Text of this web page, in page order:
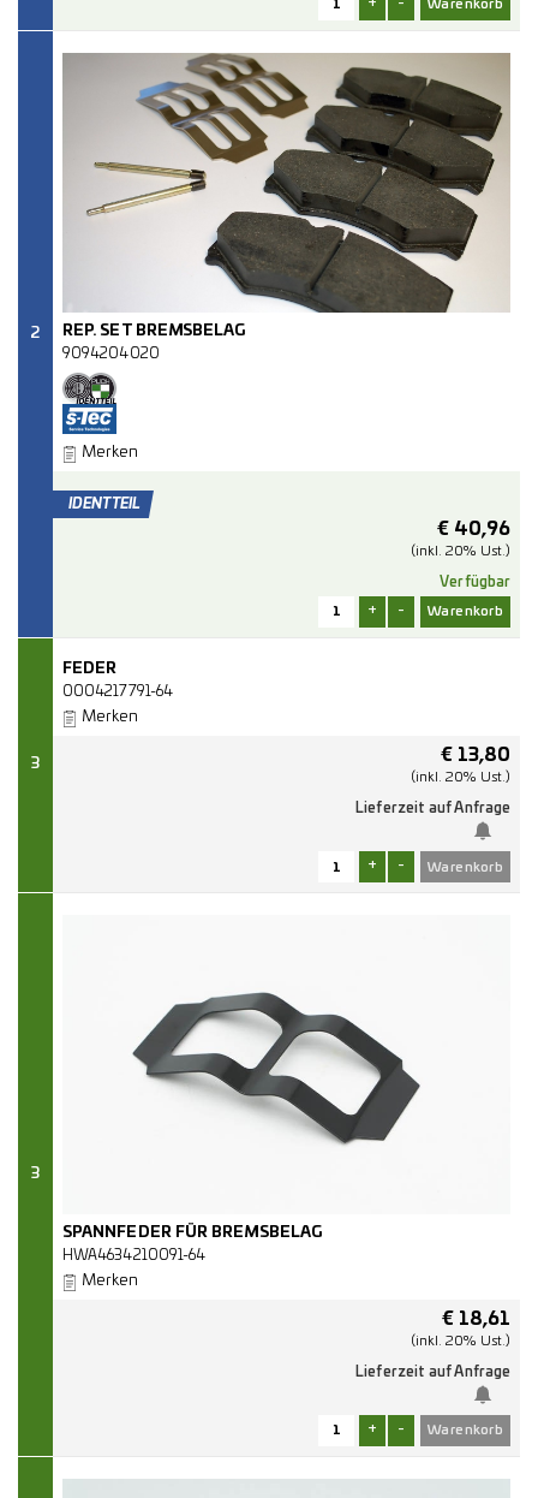
2 REP. SET BREMSBELAG
9094204020
Merken
€ 40,96
(inkl. 20% Ust.)
Verfügbar
+ -
3
FEDER
0004217791-64
Merken
€ 13,80
(inkl. 20% Ust.)
Lieferzeit auf Anfrage
+ -
3
SPANNFEDER FÜR BREMSBELAG
HWA4634210091-64
Merken
€ 18,61
(inkl. 20% Ust.)
Lieferzeit auf Anfrage
+ -